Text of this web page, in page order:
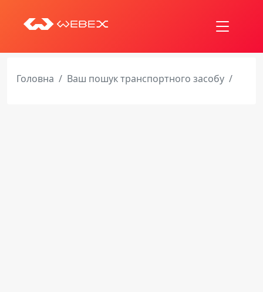
Головна Ваш пошук транспортного засобу